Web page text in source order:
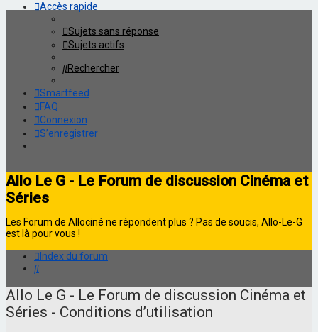
Accès rapide
Sujets sans réponse
Sujets actifs
Rechercher
Smartfeed
FAQ
Connexion
S’enregistrer
Allo Le G - Le Forum de discussion Cinéma et
Séries
Les Forum de Allociné ne répondent plus ? Pas de soucis, Allo-Le-G
est là pour vous !
Index du forum
Rechercher
Allo Le G - Le Forum de discussion Cinéma et
Séries - Conditions d’utilisation